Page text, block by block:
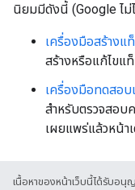
นิยมมีดังนี้ (Google ไม่
เครื่องมือสร้างแ
สร้างหรือแก้ไขแ
เครื่องมือทดสอ
สำหรับตรวจสอบ
เผยแพร่แล้วหน้า
เนื้อหาของหน้าเว็บนี้ได้รับอนุ